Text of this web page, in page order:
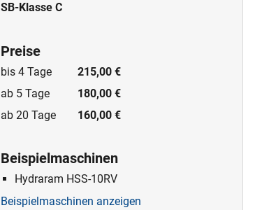
SB-Klasse C
Preise
bis 4 Tage
215,00 €
ab 5 Tage
180,00 €
ab 20 Tage
160,00 €
Beispielmaschinen
Hydraram HSS-10RV
Beispielmaschinen anzeigen